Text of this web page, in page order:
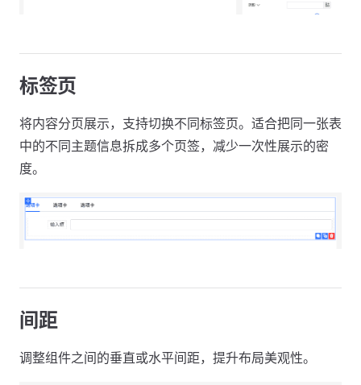
标签页
将内容分页展示，支持切换不同标签页。适合把同一张表
中的不同主题信息拆成多个页签，减少一次性展示的密
度。
间距
调整组件之间的垂直或水平间距，提升布局美观性。